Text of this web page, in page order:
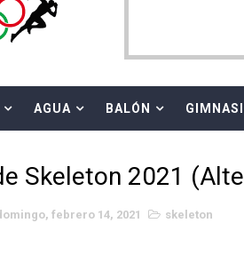
de Europa de natación
Open 2026
Elite Basketball League 2026
AGUA BALÓN
Skeleton 2021
febrero 14, 2021 skeleton